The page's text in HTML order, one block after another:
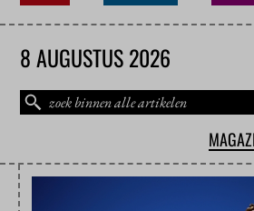
8 AUGUSTUS 2026